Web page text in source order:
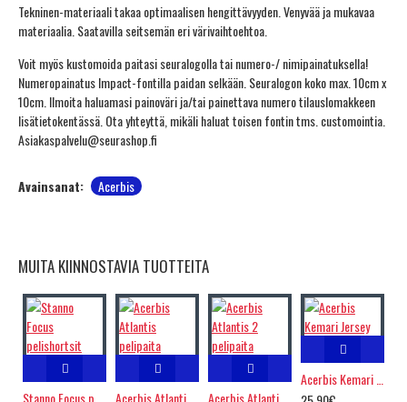
Tekninen-materiaali takaa optimaalisen hengittävyyden. Venyvää ja mukavaa
materiaalia. Saatavilla seitsemän eri värivaihtoehtoa.
Voit myös kustomoida paitasi seuralogolla tai numero-/ nimipainatuksella!
Numeropainatus Impact-fontilla paidan selkään. Seuralogon koko max. 10cm x
10cm. Ilmoita haluamasi painoväri ja/tai painettava numero tilauslomakkeen
lisätietokentässä. Ota yhteyttä, mikäli haluat toisen fontin tms. customointia.
Asiakaspalvelu@seurashop.fi
Avainsanat: Acerbis
MUITA KIINNOSTAVIA TUOTTEITA
Acerbis Atlantis pelipaita
Acerbis Atlantis 2 pelipaita